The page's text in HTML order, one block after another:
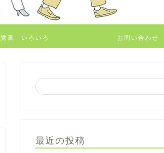
覚書 いろいろ お問い合わせ
最近の投稿